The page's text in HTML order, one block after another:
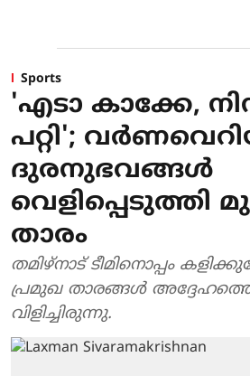
Sports
'എടാ കാക്കേ,
പറ്റി';
ദുരനുഭവങ്ങൾ
വെളിപ്പെടുത്തി
താരം
തമിഴ്നാട് ടീമിനൊപ്പം
പ്രമുഖ താരങ്ങൾ
വിളിച്ചിരുന്നു.